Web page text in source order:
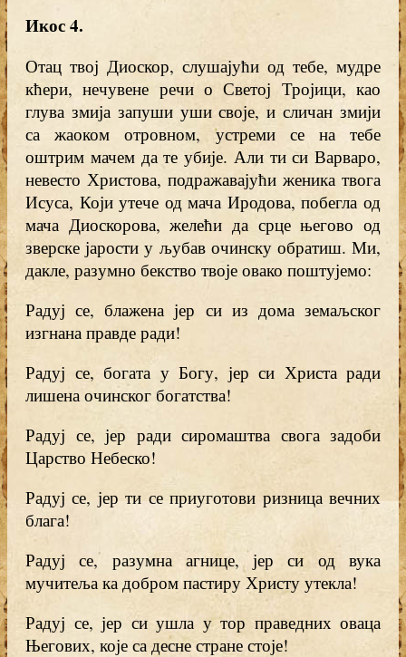
Икос 4.
Отац твој Диоскор, слушајући од тебе, мудре
кћери, нечувене речи о Светој Тројици, као
глува змија запуши уши своје, и сличан змији
са жаоком отровном, устреми се на тебе
оштрим мачем да те убије. Али ти си Варваро,
невесто Христова, подражавајући женика твога
Исуса, Који утече од мача Иродова, побегла од
мача Диоскорова, желећи да срце његово од
зверске јарости у љубав очинску обратиш. Ми,
дакле, разумно бекство твоје овако поштујемо:
Радуј се, блажена јер си из дома земаљског
изгнана правде ради!
Радуј се, богата у Богу, јер си Христа ради
лишена очинског богатства!
Радуј се, јер ради сиромаштва свога задоби
Царство Небеско!
Радуј се, јер ти се приуготови ризница вечних
блага!
Радуј се, разумна агнице, јер си од вука
мучитеља ка добром пастиру Христу утекла!
Радуј се, јер си ушла у тор праведних оваца
Његових, које са десне стране стоје!